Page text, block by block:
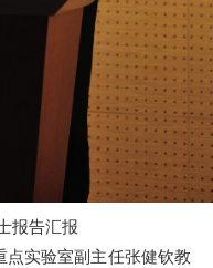
报告汇报
实验室副主任张健钦教